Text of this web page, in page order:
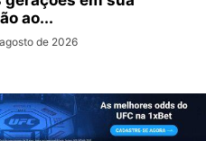
ao...
de 2026